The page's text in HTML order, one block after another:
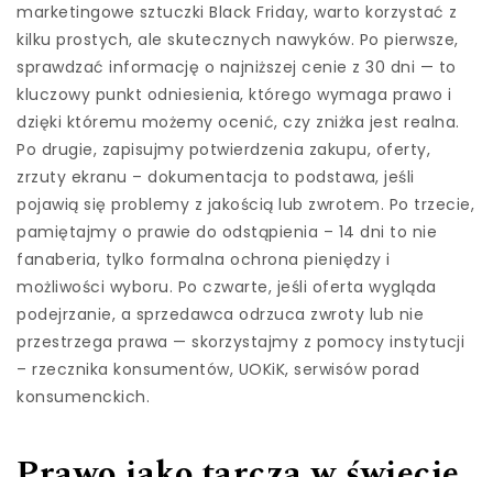
marketingowe sztuczki Black Friday, warto korzystać z
kilku prostych, ale skutecznych nawyków. Po pierwsze,
sprawdzać informację o najniższej cenie z 30 dni — to
kluczowy punkt odniesienia, którego wymaga prawo i
dzięki któremu możemy ocenić, czy zniżka jest realna.
Po drugie, zapisujmy potwierdzenia zakupu, oferty,
zrzuty ekranu – dokumentacja to podstawa, jeśli
pojawią się problemy z jakością lub zwrotem. Po trzecie,
pamiętajmy o prawie do odstąpienia – 14 dni to nie
fanaberia, tylko formalna ochrona pieniędzy i
możliwości wyboru. Po czwarte, jeśli oferta wygląda
podejrzanie, a sprzedawca odrzuca zwroty lub nie
przestrzega prawa — skorzystajmy z pomocy instytucji
– rzecznika konsumentów, UOKiK, serwisów porad
konsumenckich.